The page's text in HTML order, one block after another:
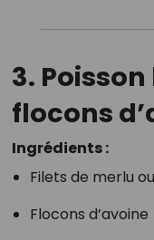
3.
flocons
Ingrédients :
Filets de merlu
Flocons d’avoine